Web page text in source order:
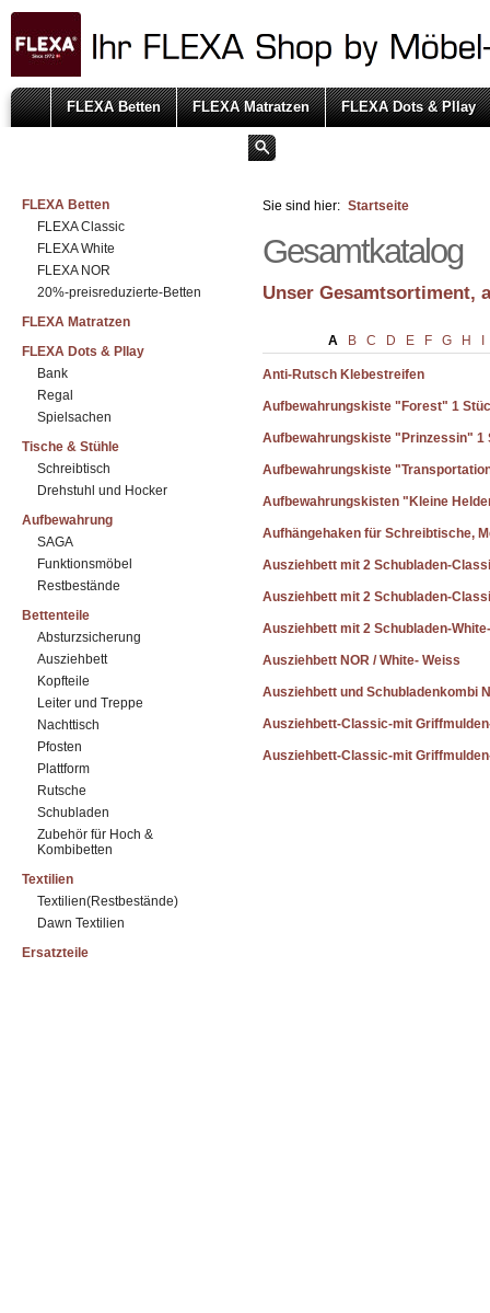
FLEXA Betten FLEXA Matratzen FLEXA Dots & Pllay
FLEXA Betten
FLEXA Classic
FLEXA White
FLEXA NOR
20%-preisreduzierte-Betten
FLEXA Matratzen
FLEXA Dots & Pllay
Bank
Regal
Spielsachen
Tische & Stühle
Schreibtisch
Drehstuhl und Hocker
Aufbewahrung
SAGA
Funktionsmöbel
Restbestände
Bettenteile
Absturzsicherung
Ausziehbett
Kopfteile
Leiter und Treppe
Nachttisch
Pfosten
Plattform
Rutsche
Schubladen
Zubehör für Hoch &
Kombibetten
Textilien
Textilien(Restbestände)
Dawn Textilien
Ersatzteile
Sie sind hier: Startseite
Gesamtkatalog
Unser Gesamtsortiment,
A B C D E F G H
Anti-Rutsch Klebestreifen
Aufbewahrungskiste "Forest" 1
Aufbewahrungskiste "Prinzessin" 1
Aufbewahrungskiste
Aufbewahrungskisten "Kleine
Aufhängehaken für Schreibtische,
Ausziehbett mit 2 Schubladen-
Ausziehbett mit 2 Schubladen-
Ausziehbett mit 2 Schubladen-
Ausziehbett NOR / White- Weiss
Ausziehbett und Schubladenkombi
Ausziehbett-Classic-mit
Ausziehbett-Classic-mit